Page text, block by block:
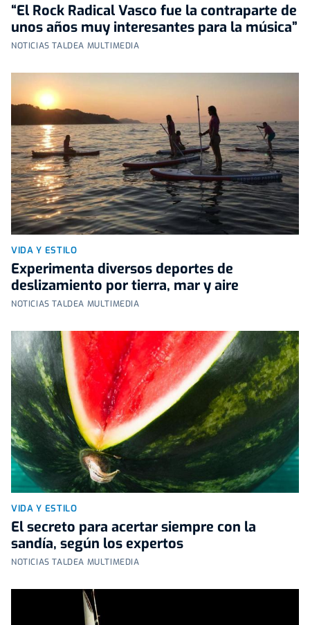
“El Rock Radical Vasco fue la contraparte de
unos años muy interesantes para la música”
NOTICIAS TALDEA MULTIMEDIA
VIDA Y ESTILO
Experimenta diversos deportes de
deslizamiento por tierra, mar y aire
NOTICIAS TALDEA MULTIMEDIA
VIDA Y ESTILO
El secreto para acertar siempre con la
sandía, según los expertos
NOTICIAS TALDEA MULTIMEDIA